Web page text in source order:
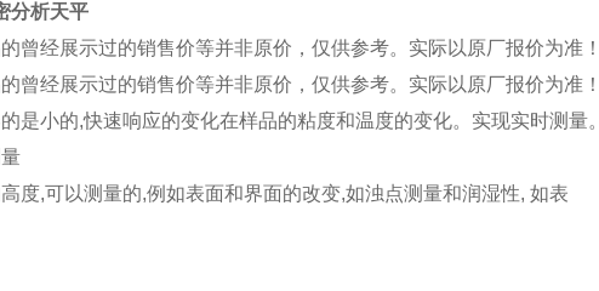
分析天平
曾经展示过的销售价等并非原价，仅供参考。实际以原厂报价为准！
曾经展示过的销售价等并非原价，仅供参考。实际以原厂报价为准！
是小的,快速响应的变化在样品的粘度和温度的变化。实现实时测量。
度,可以测量的,例如表面和界面的改变,如浊点测量和润湿性, 如表